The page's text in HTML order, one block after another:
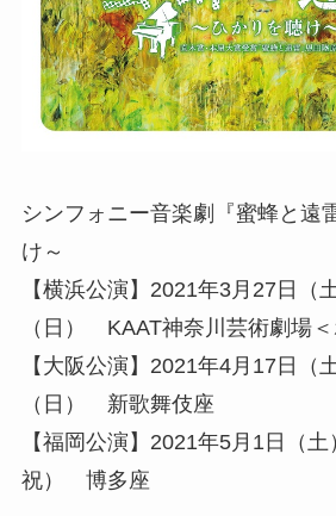
シンフォニー音楽劇『蜜蜂と遠
け～
【横浜公演】2021年3月27日（
（日） KAAT神奈川芸術劇場＜
【大阪公演】2021年4月17日（
（日） 新歌舞伎座
【福岡公演】2021年5月1日（土
祝） 博多座